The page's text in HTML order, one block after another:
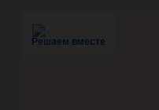
Решаем вместе